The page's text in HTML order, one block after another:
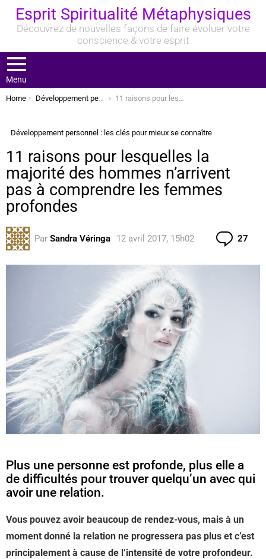
Esprit Spiritualité Métaphysiques
Découvrez de nouvelles façons de faire évoluer votre
conscience & votre esprit
Menu
You are here:
Home Développement personnel : les clés pour mieux se connaître 11 raisons pour lesquelles la majorité des hommes n’arrivent pas à comprendre les femmes profondes
Développement personnel : les clés pour mieux se connaître
11 raisons pour lesquelles la
majorité des hommes n’arrivent
pas à comprendre les femmes
profondes
Par Sandra Véringa 12 avril 2017, 15h02 27
Plus une personne est profonde, plus elle a
de difficultés pour trouver quelqu’un avec qui
avoir une relation.
Vous pouvez avoir beaucoup de rendez-vous, mais à un
moment donné la relation ne progressera pas plus et c’est
principalement à cause de l’intensité de votre profondeur.